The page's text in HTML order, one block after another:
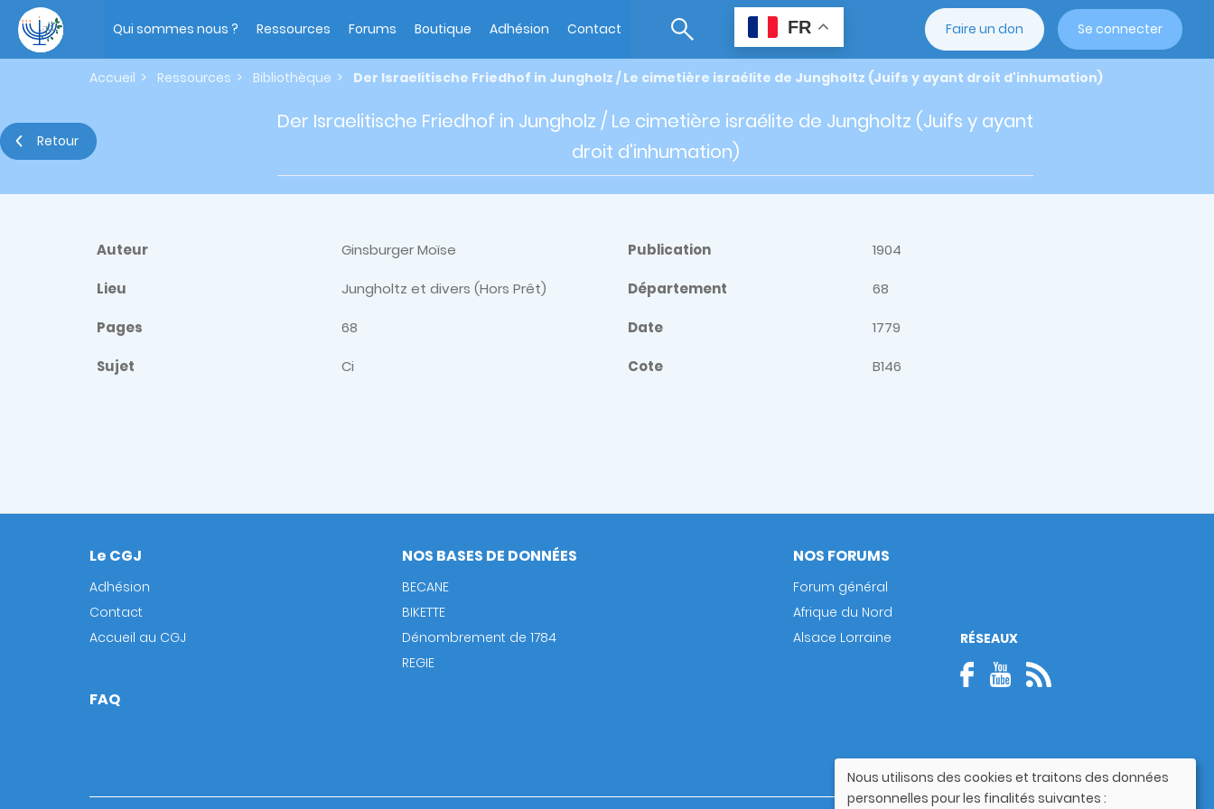
contenu
principal
navigation
Qui sommes nous ? Ressources Forums Boutique Adhésion Contact FR Faire un don Se connecter
Accueil Ressources Bibliothèque Der Israelitische Friedhof in Jungholz / Le cimetière israélite de Jungholtz (Juifs y ayant droit d'inhumation)
Retour
Der Israelitische Friedhof in Jungholz / Le cimetière israélite de Jungholtz (Juifs y ayant
droit d'inhumation)
Auteur Ginsburger Moïse Publication 1904
Lieu Jungholtz et divers (Hors Prêt) Département 68
Pages 68 Date 1779
Sujet Ci Cote B146
Footer
Le CGJ
Adhésion
Contact
Accueil au CGJ
NOS BASES DE DONNÉES
BECANE
BIKETTE
Dénombrement de 1784
REGIE
NOS FORUMS
Forum général
Afrique du Nord
Alsace Lorraine
FAQ
RÉSEAUX
Utilisation
Nous utilisons des cookies et traitons des données
personnelles pour les finalités suivantes :